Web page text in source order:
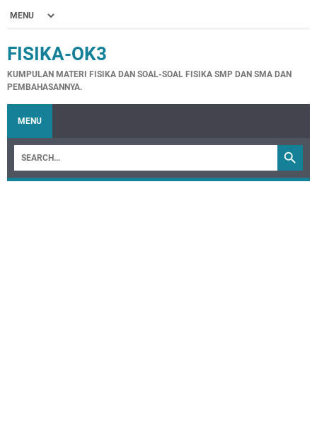
FISIKA-OK3
KUMPULAN MATERI FISIKA DAN SOAL-SOAL FISIKA SMP DAN SMA DAN
PEMBAHASANNYA.
MENU